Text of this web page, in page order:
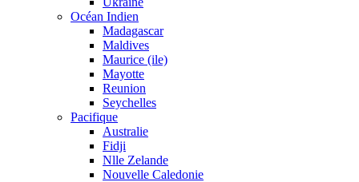
Océan Indien
Madagascar
Maldives
Maurice (ile)
Mayotte
Reunion
Seychelles
Pacifique
Australie
Fidji
Nlle Zelande
Nouvelle Caledonie